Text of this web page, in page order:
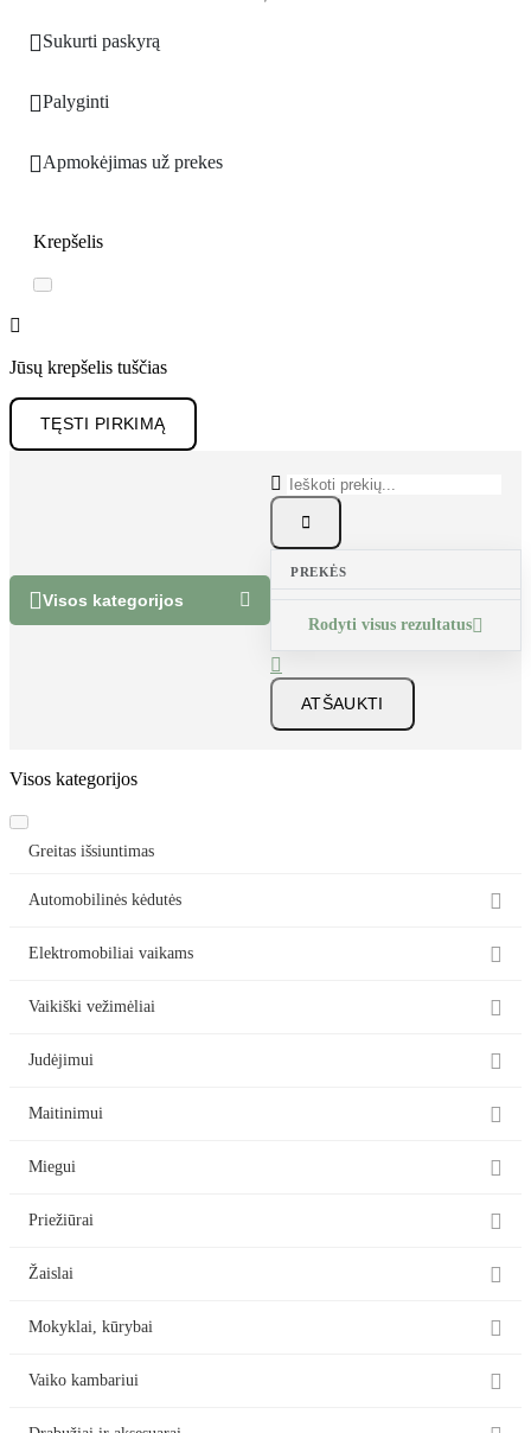
Sukurti paskyrą
Palyginti
Apmokėjimas už prekes
Krepšelis

Jūsų krepšelis tuščias
TĘSTI PIRKIMĄ
Visos kategorijos 


PREKĖS
Rodyti visus rezultatus

ATŠAUKTI
Visos kategorijos
Greitas išsiuntimas
Automobilinės kėdutės 
Elektromobiliai vaikams 
Vaikiški vežimėliai 
Judėjimui 
Maitinimui 
Miegui 
Priežiūrai 
Žaislai 
Mokyklai, kūrybai 
Vaiko kambariui 